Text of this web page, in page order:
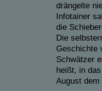
drängelte
Infotainer
die
Die
Geschichte
Schwätzer
heißt, in
August